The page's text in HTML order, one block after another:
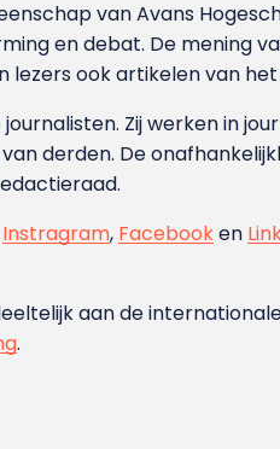
van Avans
en debat. De mening
lezers ook artikelen van
Zij werken in
derden. De
Instragram, Facebooken
aan de
.